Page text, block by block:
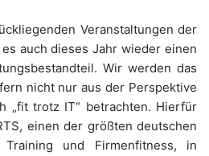
Veranstaltungen der
auch dieses Jahr wieder einen
Wir werden das
nicht nur aus der Perspektive
„fit trotz IT“ betrachten. Hierfür
einen der größten deutschen
und Firmenfitness, in